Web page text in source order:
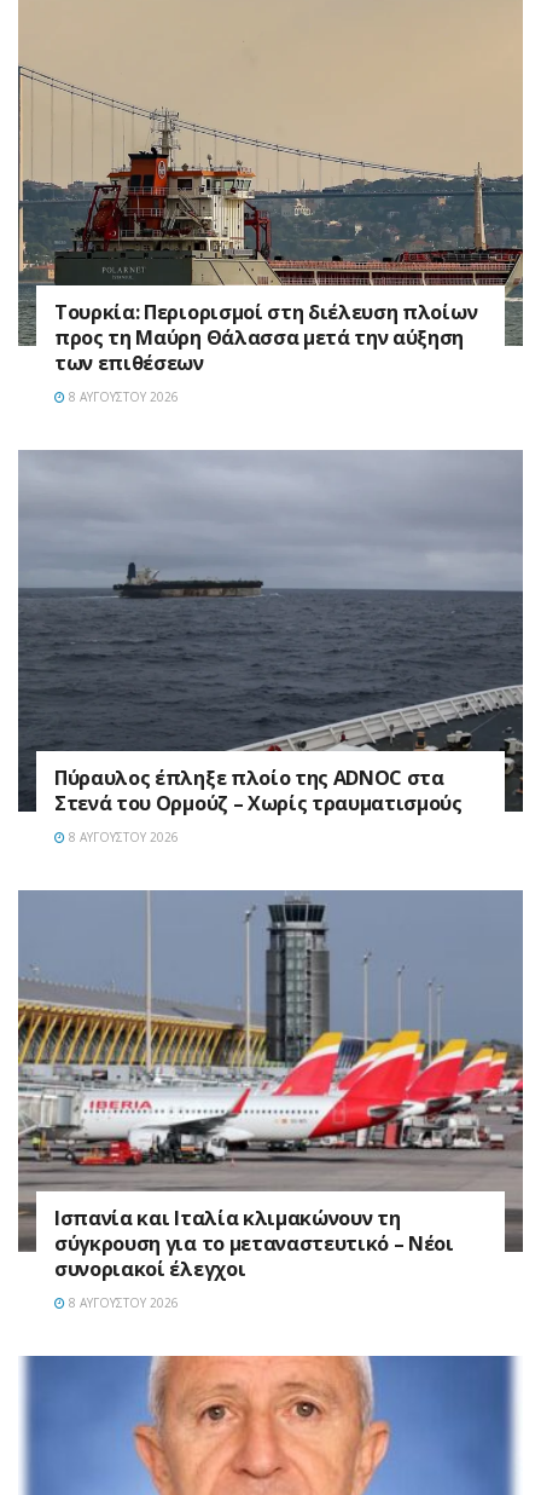
Τουρκία: Περιορισμοί στη διέλευση πλοίων
προς τη Μαύρη Θάλασσα μετά την αύξηση
των επιθέσεων
8 ΑΥΓΟΎΣΤΟΥ 2026
Πύραυλος έπληξε πλοίο της ADNOC στα
Στενά του Ορμούζ – Χωρίς τραυματισμούς
8 ΑΥΓΟΎΣΤΟΥ 2026
Ισπανία και Ιταλία κλιμακώνουν τη
σύγκρουση για το μεταναστευτικό – Νέοι
συνοριακοί έλεγχοι
8 ΑΥΓΟΎΣΤΟΥ 2026